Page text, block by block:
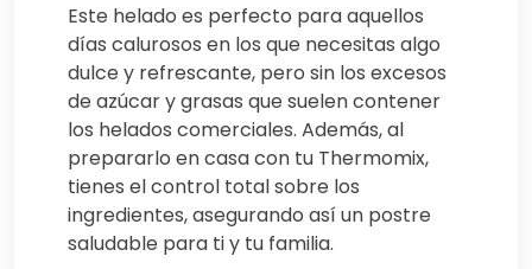
Este helado es perfecto para aquellos
días calurosos en los que necesitas algo
dulce y refrescante, pero sin los excesos
de azúcar y grasas que suelen contener
los helados comerciales. Además, al
prepararlo en casa con tu Thermomix,
tienes el control total sobre los
ingredientes, asegurando así un postre
saludable para ti y tu familia.